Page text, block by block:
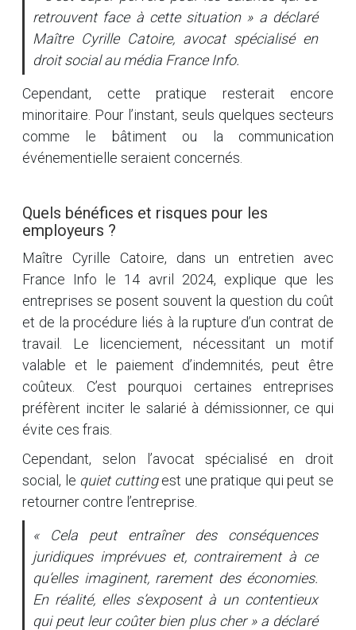
retrouvent face à cette situation » a déclaré
Maître Cyrille Catoire, avocat spécialisé en
droit social au média France Info.
Cependant, cette pratique resterait encore
minoritaire. Pour l’instant, seuls quelques secteurs
comme le bâtiment ou la communication
événementielle seraient concernés.
Quels bénéfices et risques pour les
employeurs ?
Maître Cyrille Catoire, dans un entretien avec
France Info le 14 avril 2024, explique que les
entreprises se posent souvent la question du coût
et de la procédure liés à la rupture d’un contrat de
travail. Le licenciement, nécessitant un motif
valable et le paiement d’indemnités, peut être
coûteux. C’est pourquoi certaines entreprises
préfèrent inciter le salarié à démissionner, ce qui
évite ces frais.
Cependant, selon l’avocat spécialisé en droit
social, le quiet cuttingest une pratique qui peut se
retourner contre l’entreprise.
« Cela peut entraîner des conséquences
juridiques imprévues et, contrairement à ce
qu’elles imaginent, rarement des économies.
En réalité, elles s’exposent à un contentieux
qui peut leur coûter bien plus cher » a déclaré